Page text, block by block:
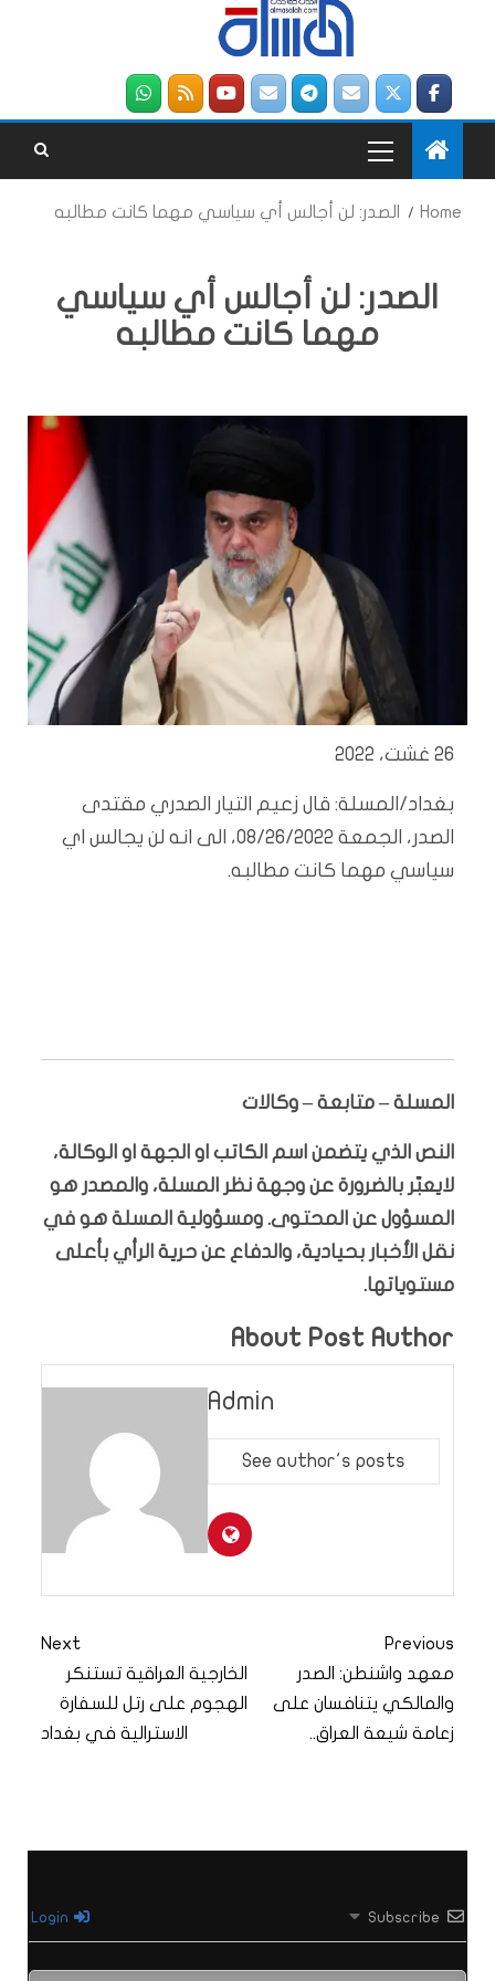
Home الصدر: لن أجالس أي سياسي مهما كانت مطالبه
الصدر: لن أجالس أي سياسي
مهما كانت مطالبه
26 غشت، 2022
بغداد/المسلة: قال زعيم التيار الصدري مقتدى
الصدر، الجمعة 08/26/2022، الى انه لن يجالس اي
سياسي مهما كانت مطالبه.
المسلة – متابعة – وكالات
النص الذي يتضمن اسم الكاتب او الجهة او الوكالة،
لايعبّر بالضرورة عن وجهة نظر المسلة، والمصدر هو
المسؤول عن المحتوى. ومسؤولية المسلة هو في
نقل الأخبار بحيادية، والدفاع عن حرية الرأي بأعلى
مستوياتها.
About Post Author
Admin
See author's posts
Previous
معهد واشنطن: الصدر
والمالكي يتنافسان على
زعامة شيعة العراق..
Next
الخارجية العراقية تستنكر
الهجوم على رتل للسفارة
الاسترالية في بغداد
Subscribe